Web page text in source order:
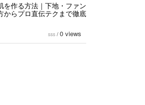
を作る方法｜下地・ファン
からプロ直伝テクまで徹底
sss / 0 views